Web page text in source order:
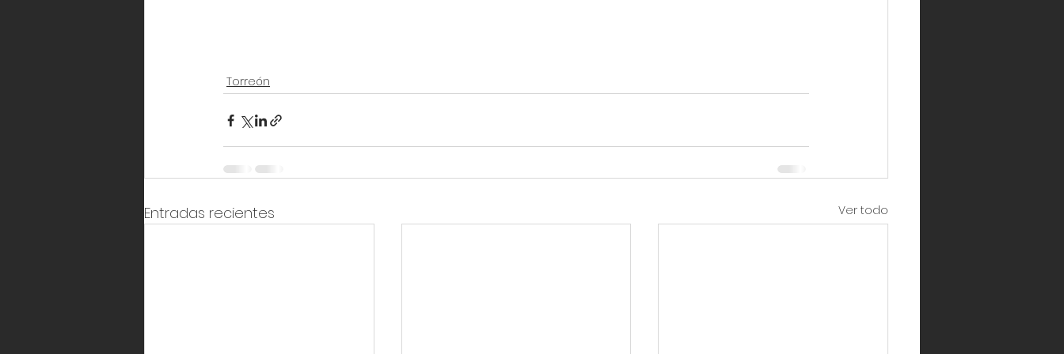
Torreón
Entradas recientes Ver todo